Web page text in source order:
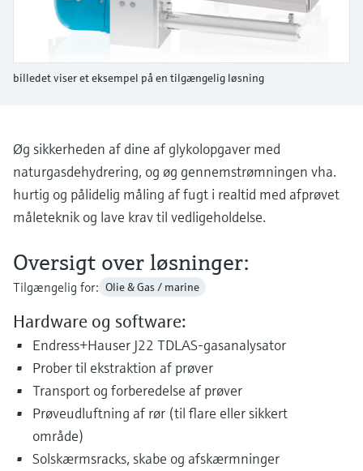
Device Viewer
dokumentation
ordrekode eller serienummer
Niveaumåling med tryk
Shop alle
Procesfotometre
Måling med
Memosens-teknologi
Shop alle
billedet viser et eksempel på en tilgængelig løsning
Øg sikkerheden af dine af glykolopgaver med
naturgasdehydrering, og øg gennemstrømningen vha.
hurtig og pålidelig måling af fugt i realtid med afprøvet
måleteknik og lave krav til vedligeholdelse.
Oversigt over løsninger:
Tilgængelig for: Olie & Gas / marine
Hardware og software:
Endress+Hauser J22 TDLAS-gasanalysator
Prober til ekstraktion af prøver
Transport og forberedelse af prøver
Prøveudluftning af rør (til flare eller sikkert
område)
Solskærmsracks, skabe og afskærmninger